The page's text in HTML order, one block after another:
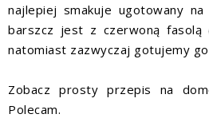
najlepiej smakuje ugotowany
barszcz jest z czerwoną fasolą
natomiast zazwyczaj gotujemy go
Zobacz prosty przepis na
Polecam.